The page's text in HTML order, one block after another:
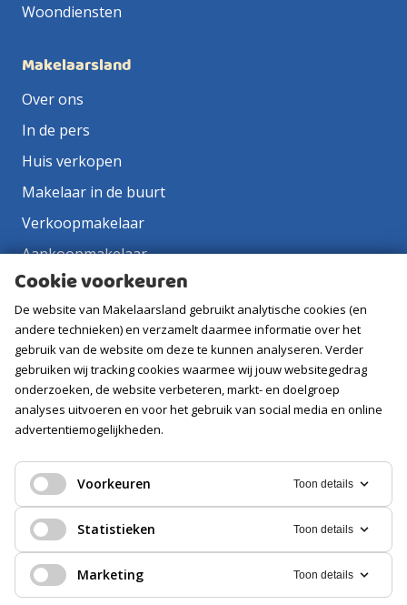
Woondiensten
Makelaarsland
Over ons
In de pers
Huis verkopen
Makelaar in de buurt
Verkoopmakelaar
Aankoopmakelaar
Contact
Vacatures
Volg ons
Cookie voorkeuren
De website van Makelaarsland gebruikt analytische cookies (en
andere technieken) en verzamelt daarmee informatie over het
gebruik van de website om deze te kunnen analyseren. Verder
gebruiken wij tracking cookies waarmee wij jouw websitegedrag
onderzoeken, de website verbeteren, markt- en doelgroep
analyses uitvoeren en voor het gebruik van social media en online
advertentiemogelijkheden.
Voorkeuren Toon details
Statistieken Toon details
Marketing Toon details